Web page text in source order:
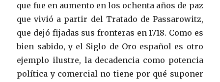
que fue en aumento en los ochenta años de paz
que vivió a partir del Tratado de Passarowitz,
que dejó fijadas sus fronteras en 1718. Como es
bien sabido, y el Siglo de Oro español es otro
ejemplo ilustre, la decadencia como potencia
política y comercial no tiene por qué suponer